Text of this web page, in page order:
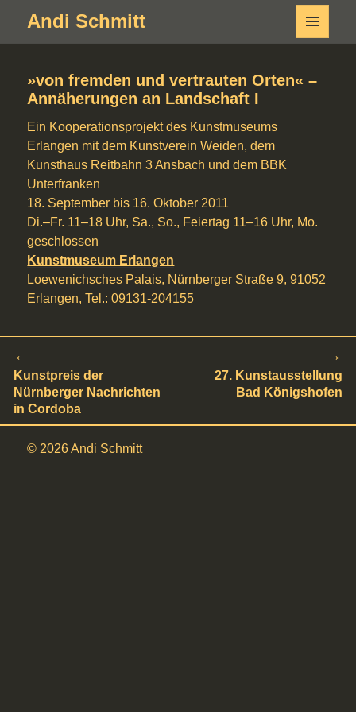
Andi Schmitt
MENÜ
»von fremden und vertrauten Orten« –
Annäherungen an Landschaft I
Ein Kooperationsprojekt des Kunstmuseums
Erlangen mit dem Kunstverein Weiden, dem
Kunsthaus Reitbahn 3 Ansbach und dem BBK
Unterfranken
18. September bis 16. Oktober 2011
Di.–Fr. 11–18 Uhr, Sa., So., Feiertag 11–16 Uhr, Mo.
geschlossen
Kunstmuseum Erlangen
Loewenichsches Palais, Nürnberger Straße 9, 91052
Erlangen, Tel.: 09131-204155
←
Vorheriger
Beitrag:
Kunstpreis der
Nürnberger Nachrichten
in Cordoba
→
Nächster
Beitrag:
27. Kunstausstellung
Bad Königshofen
© 2026 Andi Schmitt